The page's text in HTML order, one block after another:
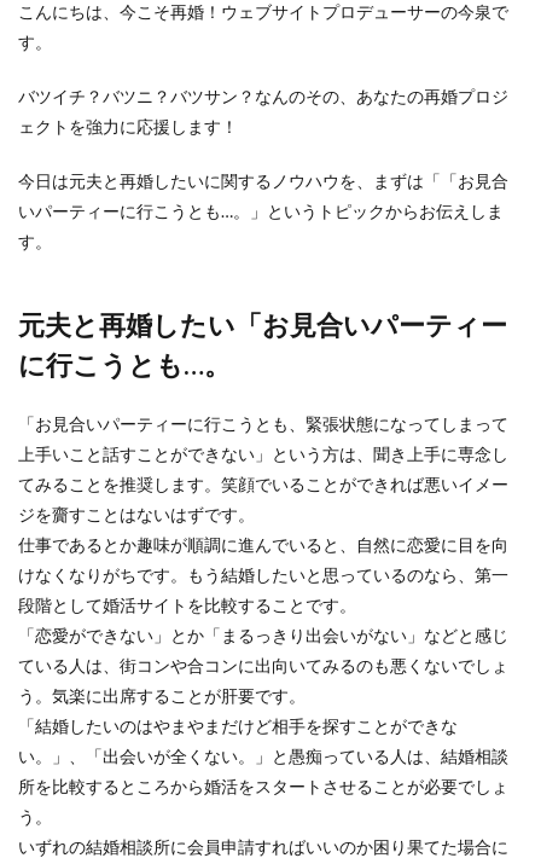
こんにちは、今こそ再婚！ウェブサイトプロデューサーの今泉で
す。
バツイチ？バツニ？バツサン？なんのその、あなたの再婚プロジ
ェクトを強力に応援します！
今日は元夫と再婚したいに関するノウハウを、まずは「「お見合
いパーティーに行こうとも…。」というトピックからお伝えしま
す。
元夫と再婚したい「お見合いパーティー
に行こうとも…。
「お見合いパーティーに行こうとも、緊張状態になってしまって
上手いこと話すことができない」という方は、聞き上手に専念し
てみることを推奨します。笑顔でいることができれば悪いイメー
ジを齎すことはないはずです。
仕事であるとか趣味が順調に進んでいると、自然に恋愛に目を向
けなくなりがちです。もう結婚したいと思っているのなら、第一
段階として婚活サイトを比較することです。
「恋愛ができない」とか「まるっきり出会いがない」などと感じ
ている人は、街コンや合コンに出向いてみるのも悪くないでしょ
う。気楽に出席することが肝要です。
「結婚したいのはやまやまだけど相手を探すことができな
い。」、「出会いが全くない。」と愚痴っている人は、結婚相談
所を比較するところから婚活をスタートさせることが必要でしょ
う。
いずれの結婚相談所に会員申請すればいいのか困り果てた場合に